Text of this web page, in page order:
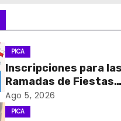
PICA
Inscripciones para las
Ramadas de Fiestas
Patrias 2026
Ago 5, 2026
PICA